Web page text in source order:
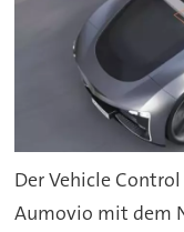
Der Vehicle
Aumovio mit dem